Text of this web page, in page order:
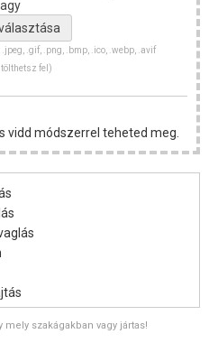
.gif, .png, .bmp, .ico, .webp, .avif
tölthetsz fel)
módszerrel teheted meg.
mely szakágakban vagy jártas!